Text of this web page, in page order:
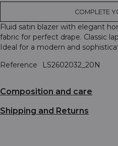
COMPLETE
Fluid satin blazer with elegant
fabric for perfect drape. Classic
Ideal for a modern and
Reference
LS2602032_20N
Composition and care
Shipping and Returns